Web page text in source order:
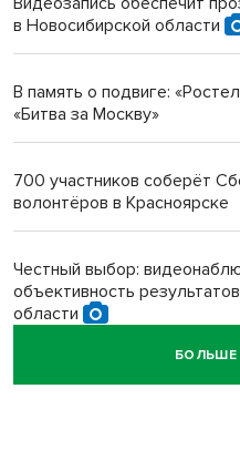
Инвалид получил условный
в Новосибирской области
В память о подвиге:
«Битва за Москву»
700 участников соберёт
волонтёров в Красноярске
Честный выбор:
объективность
области
Кибертанки пошли в бой:
БОЛЬШЕ